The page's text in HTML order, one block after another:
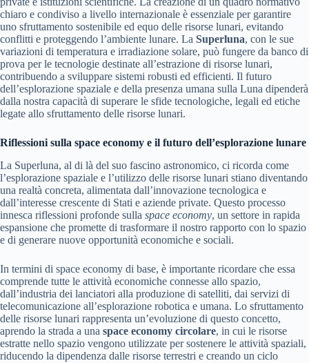
chiaro e condiviso a livello internazionale è essenziale per garantire
uno sfruttamento sostenibile ed equo delle risorse lunari, evitando
conflitti e proteggendo l’ambiente lunare. La Superluna, con le sue
variazioni di temperatura e irradiazione solare, può fungere da banco di
prova per le tecnologie destinate all’estrazione di risorse lunari,
contribuendo a sviluppare sistemi robusti ed efficienti. Il futuro
dell’esplorazione spaziale e della presenza umana sulla Luna dipenderà
dalla nostra capacità di superare le sfide tecnologiche, legali ed etiche
legate allo sfruttamento delle risorse lunari.
Riflessioni sulla space economy e il futuro dell’esplorazione lunare
La Superluna, al di là del suo fascino astronomico, ci ricorda come
l’esplorazione spaziale e l’utilizzo delle risorse lunari stiano diventando
una realtà concreta, alimentata dall’innovazione tecnologica e
dall’interesse crescente di Stati e aziende private. Questo processo
innesca riflessioni profonde sulla space economy, un settore in rapida
espansione che promette di trasformare il nostro rapporto con lo spazio
e di generare nuove opportunità economiche e sociali.
In termini di space economy di base, è importante ricordare che essa
comprende tutte le attività economiche connesse allo spazio,
dall’industria dei lanciatori alla produzione di satelliti, dai servizi di
telecomunicazione all’esplorazione robotica e umana. Lo sfruttamento
delle risorse lunari rappresenta un’evoluzione di questo concetto,
aprendo la strada a una space economy circolare, in cui le risorse
estratte nello spazio vengono utilizzate per sostenere le attività spaziali,
riducendo la dipendenza dalle risorse terrestri e creando un ciclo